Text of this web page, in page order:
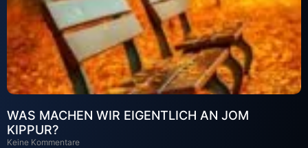
WAS MACHEN WIR EIGENTLICH AN JOM
KIPPUR?
Keine Kommentare